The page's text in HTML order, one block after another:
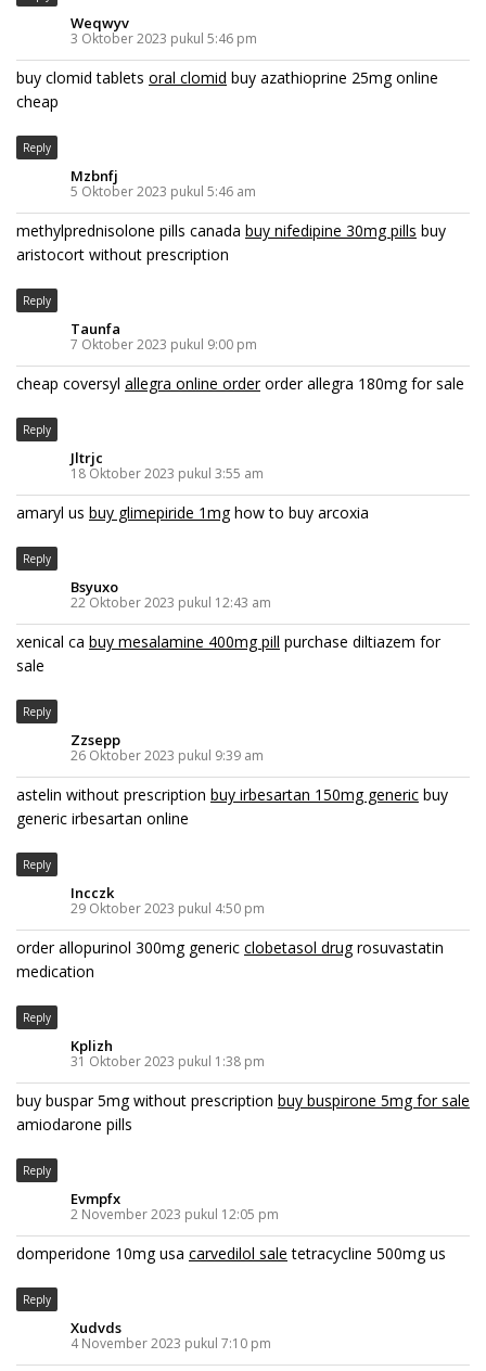
Weqwyv
3 Oktober 2023 pukul 5:46 pm
buy clomid tablets oral clomid buy azathioprine 25mg online
cheap
Reply
Mzbnfj
5 Oktober 2023 pukul 5:46 am
methylprednisolone pills canada buy nifedipine 30mg pills buy
aristocort without prescription
Reply
Taunfa
7 Oktober 2023 pukul 9:00 pm
cheap coversyl allegra online orderorder allegra 180mg for sale
Reply
Jltrjc
18 Oktober 2023 pukul 3:55 am
amaryl us buy glimepiride 1mghow to buy arcoxia
Reply
Bsyuxo
22 Oktober 2023 pukul 12:43 am
xenical ca buy mesalamine 400mg pill purchase diltiazem for
sale
Reply
Zzsepp
26 Oktober 2023 pukul 9:39 am
astelin without prescription buy irbesartan 150mg generic buy
generic irbesartan online
Reply
Incczk
29 Oktober 2023 pukul 4:50 pm
order allopurinol 300mg generic clobetasol drugrosuvastatin
medication
Reply
Kplizh
31 Oktober 2023 pukul 1:38 pm
buy buspar 5mg without prescription buy buspirone 5mg for sale
amiodarone pills
Reply
Evmpfx
2 November 2023 pukul 12:05 pm
domperidone 10mg usa carvedilol sale tetracycline 500mg us
Reply
Xudvds
4 November 2023 pukul 7:10 pm